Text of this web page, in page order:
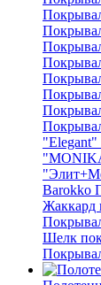
"Elegant"
Barokko
Жаккард
Шелк